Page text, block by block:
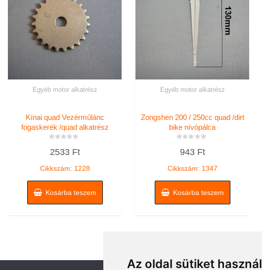
Az oldal sütiket használ
Egyéb motor alkatrész
Kínai quad Vezérműlánc
fogaskerék /quad alkatrész
02533 Ft
Cikkszám: 1228
Kosárba teszem
Egyéb motor alkatrész
Zongshen 200 / 250cc quad /dirt
bike nívópálca
943 Ft
Cikkszám: 1347
Kosárba teszem